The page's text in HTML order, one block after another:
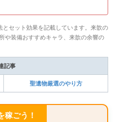
セット効果を記載しています。来歆の
や装備おすすめキャラ、来歆の余響の
記事
聖遺物厳選のやり方
稼ごう！